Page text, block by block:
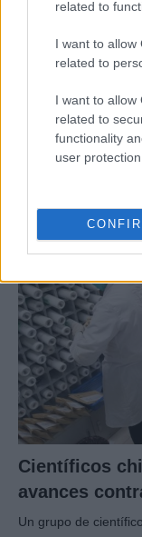
related to
I want to allow
related to
I want to allow
related to
functionality
user protection.
Corte Penal
y su impacto
Científicos
avances
Un grupo de